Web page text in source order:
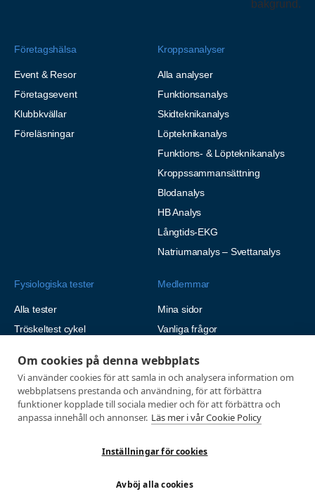
Om cookies på denna webbplats
Vi använder cookies för att samla in och analysera information om
webbplatsens prestanda och användning, för att förbättra
funktioner kopplade till sociala medier och för att förbättra och
anpassa innehåll och annonser. Läs mer i vår Cookie Policy
Inställningar för cookies
Avböj alla cookies
Företagshälsa
Event & Resor
Företagsevent
Klubbkvällar
Föreläsningar
Kroppsanalyser
Alla analyser
Funktionsanalys
Skidteknikanalys
Löpteknikanalys
Funktions- & Löpteknikanalys
Kroppssammansättning
Blodanalys
HB Analys
Långtids-EKG
Natriumanalys – Svettanalys
Fysiologiska tester
Alla tester
Tröskeltest cykel
Tröskeltest skidor
Tröskeltest triathlon (cykel +
löpning)
Tröskeltest + VO2max
Medlemmar
Mina sidor
Vanliga frågor
© 2026
Integritetspolicy